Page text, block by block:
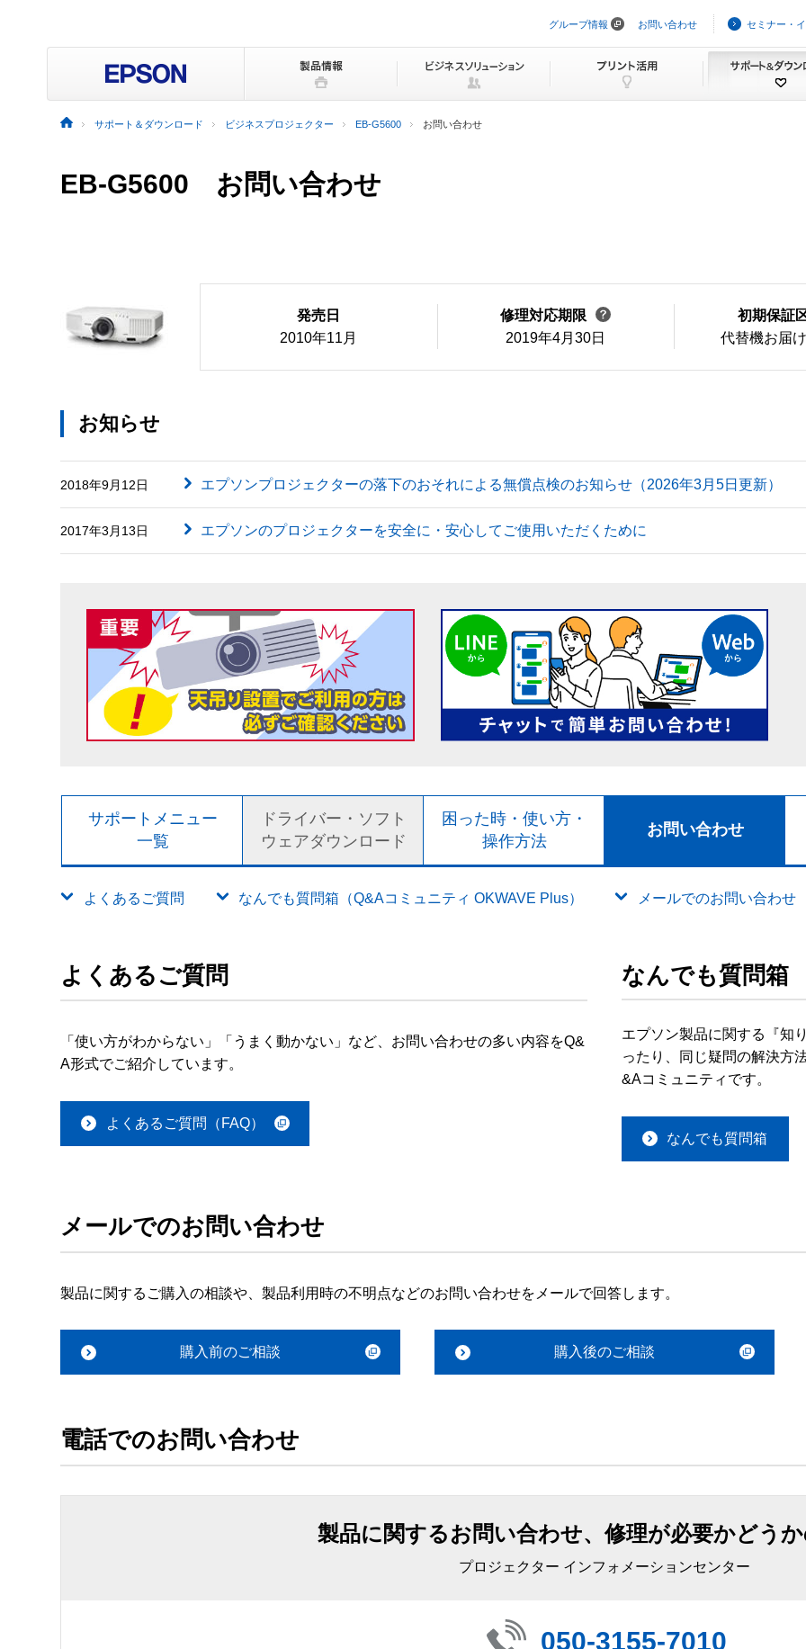
ビ
ョ
グループ情報 お問い合わせ セミナー・
サポート＆ダウンロード ビジネスプロジェクター EB-G5600 お問い合わせ
EB-G5600 お問い合わせ
発売日
2010年11月
修理対応期限
2019年4月30日
初期保証
代替機お届
お知らせ
2018年9月12日 エプソンプロジェクターの落下のおそれによる無償点検のお知らせ（2026年3月5日更新）
2017年3月13日 エプソンのプロジェクターを安全に・安心してご使用いただくために
サポートメニュー
一覧
ドライバー・ソフト
ウェアダウンロード
困った時・使い方・
操作方法
お問い合わせ
よくあるご質問 なんでも質問箱（Q&Aコミュニティ OKWAVE Plus） メールでのお問い合わせ
よくあるご質問
「使い方がわからない」「うまく動かない」など、お問い合わせの多い内容をQ&
A形式でご紹介しています。
よくあるご質問（FAQ）
なんでも質問箱
エプソン製品に関する『知
ったり、同じ疑問の解決方
&Aコミュニティです。
なんでも質問箱
メールでのお問い合わせ
製品に関するご購入の相談や、製品利用時の不明点などのお問い合わせをメールで回答します。
購入前のご相談 購入後のご相談
電話でのお問い合わせ
製品に関するお問い合わせ、修理が必要かどう
プロジェクター インフォメーションセンター
050-3155-7010